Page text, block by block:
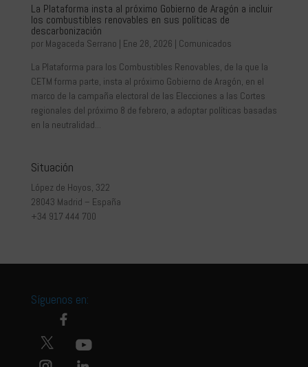
La Plataforma insta al próximo Gobierno de Aragón a incluir
los combustibles renovables en sus políticas de
descarbonización
por Magaceda Serrano | Ene 28, 2026 | Comunicados
La Plataforma para los Combustibles Renovables, de la que la
CETM forma parte, insta al próximo Gobierno de Aragón, en el
marco de la campaña electoral de las Elecciones a las Cortes
regionales del próximo 8 de febrero, a adoptar políticas basadas
en la neutralidad...
Situación
López de Hoyos, 322
28043 Madrid – España
+34 917 444 700
Síguenos en: